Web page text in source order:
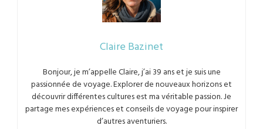
Claire Bazinet
Bonjour, je m’appelle Claire, j’ai 39 ans et je suis une
passionnée de voyage. Explorer de nouveaux horizons et
découvrir différentes cultures est ma véritable passion. Je
partage mes expériences et conseils de voyage pour inspirer
d’autres aventuriers.